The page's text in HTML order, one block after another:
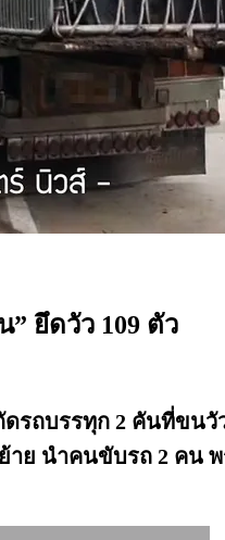
ยึดวัว 109 ตัว
ถบรรทุก 2 คันที่ขน
ย นำคนขับรถ 2 คน